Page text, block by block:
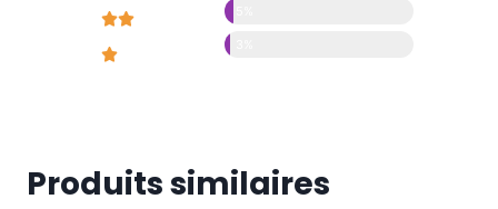


Produits similaires